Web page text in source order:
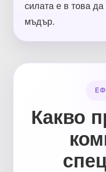
силата е в това
мъдър.
Какво